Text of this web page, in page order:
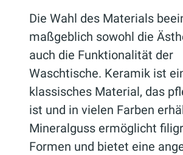
Die Wahl des Materials
maßgeblich sowohl die
auch die Funktionalität der
Waschtische. Keramik ist
klassisches Material, das
ist und in vielen Farben
Mineralguss ermöglicht
Formen und bietet eine